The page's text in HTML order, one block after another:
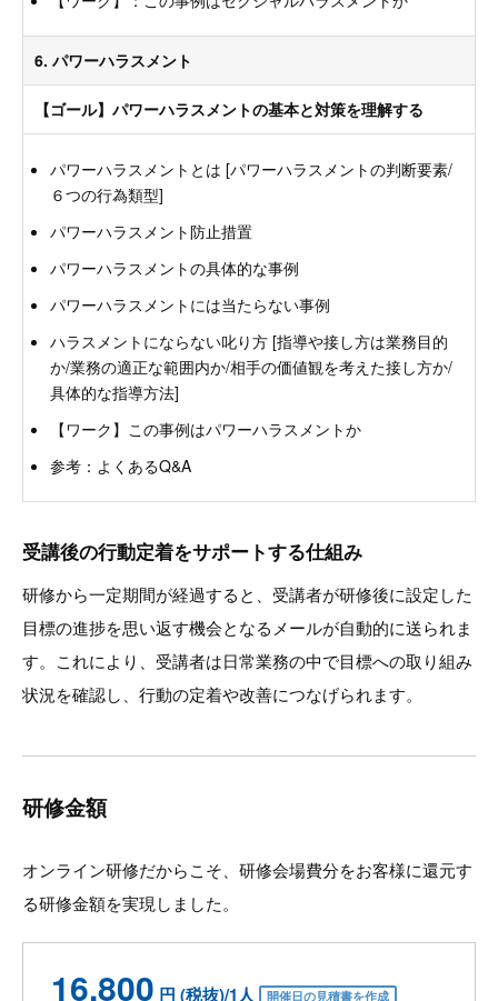
6. パワーハラスメント
【ゴール】パワーハラスメントの基本と対策を理解する
パワーハラスメントとは [パワーハラスメントの判断要素/
６つの行為類型]
パワーハラスメント防止措置
パワーハラスメントの具体的な事例
パワーハラスメントには当たらない事例
ハラスメントにならない叱り方 [指導や接し方は業務目的
か/業務の適正な範囲内か/相手の価値観を考えた接し方か/
具体的な指導方法]
【ワーク】この事例はパワーハラスメントか
参考：よくあるQ&A
受講後の行動定着をサポートする仕組み
研修から一定期間が経過すると、受講者が研修後に設定した
目標の進捗を思い返す機会となるメールが自動的に送られま
す。これにより、受講者は日常業務の中で目標への取り組み
状況を確認し、行動の定着や改善につなげられます。
研修金額
オンライン研修だからこそ、研修会場費分をお客様に還元す
る研修金額を実現しました。
16,800 円 (税抜)/1人 開催日の見積書を作成